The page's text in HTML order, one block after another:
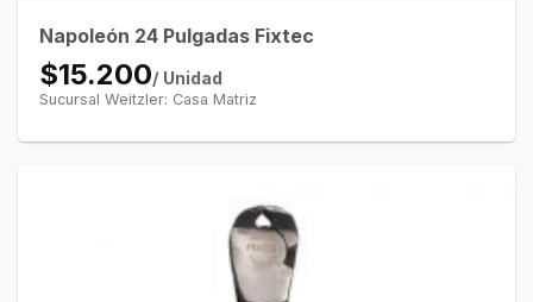
Napoleón 24 Pulgadas Fixtec
$15.200/ Unidad
Sucursal Weitzler: Casa Matriz